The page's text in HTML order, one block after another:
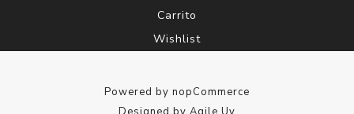
Carrito
Wishlist
Powered by nopCommerce